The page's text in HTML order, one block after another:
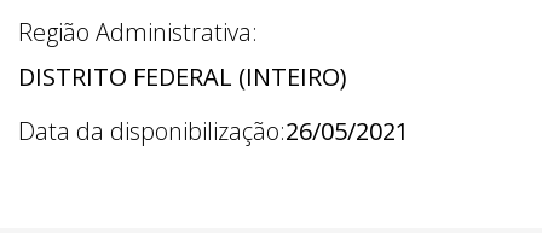
Região Administrativa:
DISTRITO FEDERAL (INTEIRO)
Data da disponibilização:26/05/2021